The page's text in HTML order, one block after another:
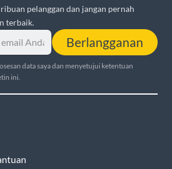
pelanggan dan jangan pernah
terbaik.
Berlangganan
data saya dan menyetujui ketentuan
ini.